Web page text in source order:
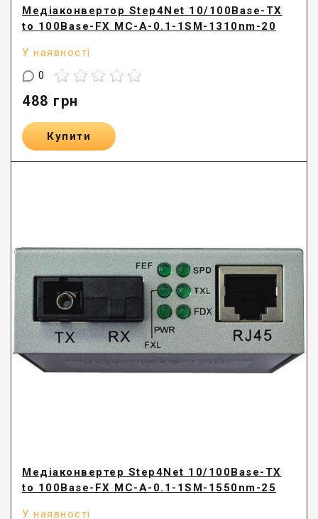
Медіаконвертор Step4Net 10/100Base-TX
to 100Base-FX MC-A-0.1-1SM-1310nm-20
У наявності
0
488 грн
Купити
Медіаконвертер Step4Net 10/100Base-TX
to 100Base-FX MC-A-0.1-1SM-1550nm-25
У наявності